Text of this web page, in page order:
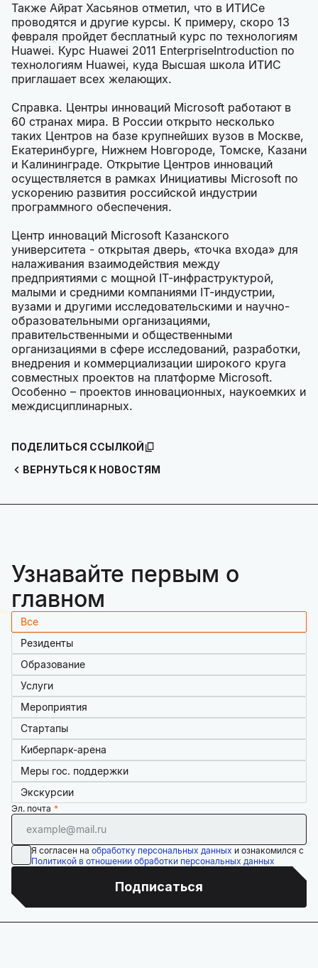
Также Айрат Хасьянов отметил, что в ИТИСе
проводятся и другие курсы. К примеру, скоро 13
февраля пройдет бесплатный курс по технологиям
Huawei. Курс Huawei 2011 EnterpriseIntroduction по
технологиям Huawei, куда Высшая школа ИТИС
приглашает всех желающих.
Справка. Центры инноваций Microsoft работают в
60 странах мира. В России открыто несколько
таких Центров на базе крупнейших вузов в Москве,
Екатеринбурге, Нижнем Новгороде, Томске, Казани
и Калининграде. Открытие Центров инноваций
осуществляется в рамках Инициативы Microsoft по
ускорению развития российской индустрии
программного обеспечения.
Центр инноваций Microsoft Казанского
университета - открытая дверь, «точка входа» для
налаживания взаимодействия между
предприятиями с мощной IT-инфраструктурой,
малыми и средними компаниями IT-индустрии,
вузами и другими исследовательскими и научно-
образовательными организациями,
правительственными и общественными
организациями в сфере исследований, разработки,
внедрения и коммерциализации широкого круга
совместных проектов на платформе Microsoft.
Особенно – проектов инновационных, наукоемких и
междисциплинарных.
ВЕРНУТЬСЯ К НОВОСТЯМ
ПОДЕЛИТЬСЯ ССЫЛКОЙ
Узнавайте первым о
главном
Все
Резиденты
Образование
Услуги
Мероприятия
Стартапы
Киберпарк-арена
Меры гос. поддержки
Экскурсии
Эл. почта
Я согласен на обработку персональных данных и ознакомился с
Политикой в отношении обработки персональных данных
Подписаться